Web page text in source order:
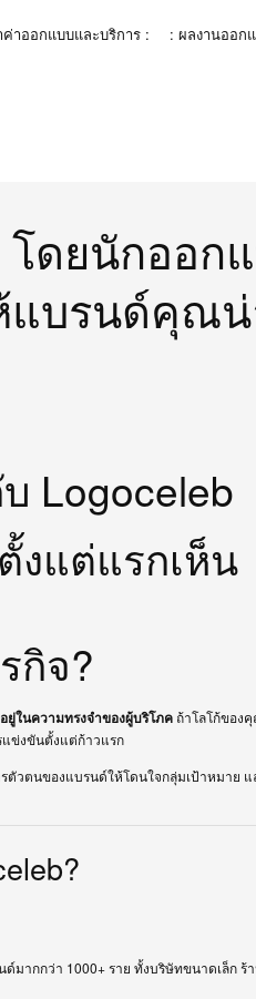
ค่าออกแบบและบริการ : : ผลงานออก
ดยนักออก
แบรนด์คุณ
Logoceleb
งแต่แรกเห็น
กิจ?
ยู่ในความทรงจำของผู้บริโภค ถ้าโลโก้ของ
ข่งขันตั้งแต่ก้าวแรก
รตัวตนของแบรนด์ให้โดนใจกลุ่มเป้าหมาย
ากกว่า 1000+ ราย ทั้งบริษัทขนาดเล็ก ร้